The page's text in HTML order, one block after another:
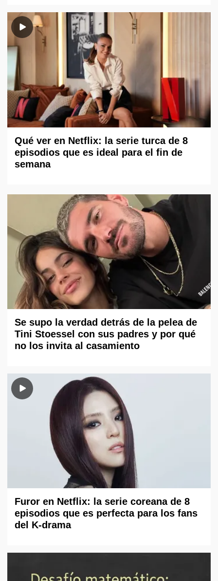
Qué ver en Netflix: la serie turca de 8
episodios que es ideal para el fin de
semana
Se supo la verdad detrás de la pelea de
Tini Stoessel con sus padres y por qué
no los invita al casamiento
Furor en Netflix: la serie coreana de 8
episodios que es perfecta para los fans
del K-drama